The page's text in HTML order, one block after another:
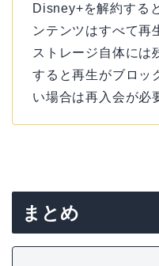
Disney+を解約する
ンテンツはすべて再
ストレージ自体には
すると再生がブロッ
い場合は再入会が必
まとめ